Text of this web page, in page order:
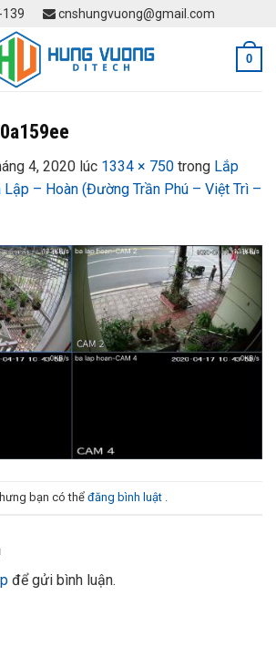
cnshungvuong@gmail.com
0
4, 2020 lúc 1334 × 750 trong Lắp
Lập – Hoàn (Đường Trần Phú – Việt Trì –
bạn có thể đăng bình luật
để gửi bình luận.